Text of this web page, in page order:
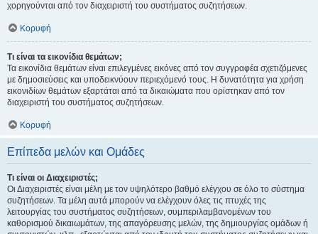
χορηγούνται από τον διαχειριστή του συστήματος συζητήσεων.
Κορυφή
Τι είναι τα εικονίδια θεμάτων;
Τα εικονίδια θεμάτων είναι επιλεγμένες εικόνες από τον συγγραφέα σχετιζόμενες
με δημοσιεύσεις και υποδεικνύουν περιεχόμενό τους. Η δυνατότητα για χρήση
εικονιδίων θεμάτων εξαρτάται από τα δικαιώματα που ορίστηκαν από τον
διαχειριστή του συστήματος συζητήσεων.
Κορυφή
Επίπεδα μελών και Ομάδες
Τι είναι οι Διαχειριστές;
Οι Διαχειριστές είναι μέλη με τον υψηλότερο βαθμό ελέγχου σε όλο το σύστημα
συζητήσεων. Τα μέλη αυτά μπορούν να ελέγχουν όλες τις πτυχές της
λειτουργίας του συστήματος συζητήσεων, συμπεριλαμβανομένων του
καθορισμού δικαιωμάτων, της απαγόρευσης μελών, της δημιουργίας ομάδων ή